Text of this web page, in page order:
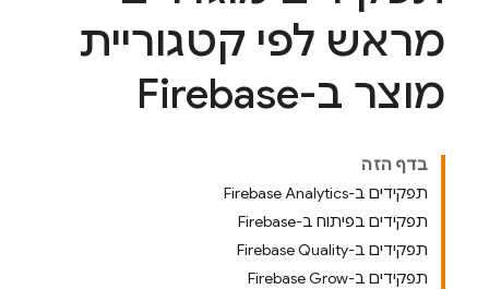
מראש לפי קטגוריית
מוצר ב-Firebase
בדף הזה
תפקידים ב-Firebase Analytics
תפקידים בפיתוח ב-Firebase
תפקידים ב-Firebase Quality
תפקידים ב-Firebase Grow